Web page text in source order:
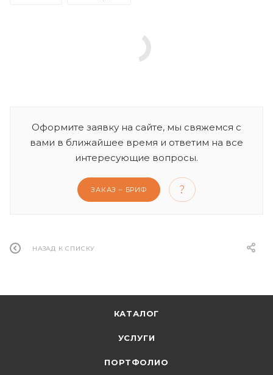
Оформите заявку на сайте, мы свяжемся с
вами в ближайшее время и ответим на все
интересующие вопросы.
ЗАКАЗ – БРИФ
НАЗАД К СПИСКУ
КАТАЛОГ
УСЛУГИ
ПОРТФОЛИО